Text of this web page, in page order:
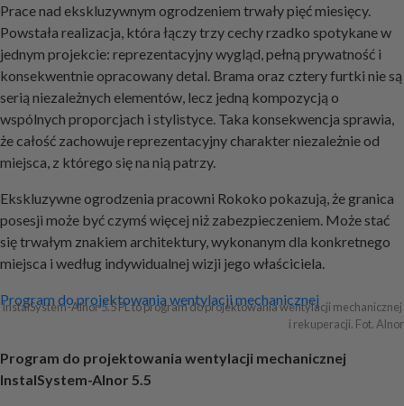
Prace nad ekskluzywnym ogrodzeniem trwały pięć miesięcy.
Powstała realizacja, która łączy trzy cechy rzadko spotykane w
jednym projekcie: reprezentacyjny wygląd, pełną prywatność i
konsekwentnie opracowany detal. Brama oraz cztery furtki nie są
serią niezależnych elementów, lecz jedną kompozycją o
wspólnych proporcjach i stylistyce. Taka konsekwencja sprawia,
że całość zachowuje reprezentacyjny charakter niezależnie od
miejsca, z którego się na nią patrzy.
Ekskluzywne ogrodzenia pracowni Rokoko pokazują, że granica
posesji może być czymś więcej niż zabezpieczeniem. Może stać
się trwałym znakiem architektury, wykonanym dla konkretnego
miejsca i według indywidualnej wizji jego właściciela.
Nawigacja
Program do projektowania wentylacji mechanicznej
InstalSystem-Alnor 5.5 PL to program do projektowania wentylacji mechanicznej
i rekuperacji. Fot. Alnor
Program do projektowania wentylacji mechanicznej
InstalSystem-Alnor 5.5